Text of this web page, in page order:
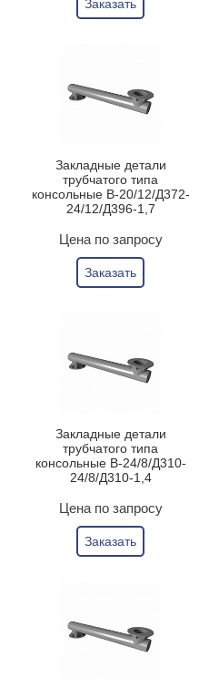
Заказать
Закладные детали
трубчатого типа
консольные В-20/12/Д372-
24/12/Д396-1,7
Цена по запросу
Заказать
Закладные детали
трубчатого типа
консольные В-24/8/Д310-
24/8/Д310-1,4
Цена по запросу
Заказать